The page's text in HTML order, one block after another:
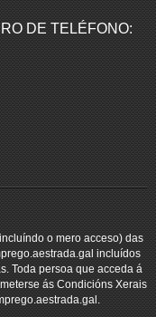
DE TELÉFONO:
o mero acceso) das
incluídos
Toda persoa que acceda á
ás Condicións Xerais